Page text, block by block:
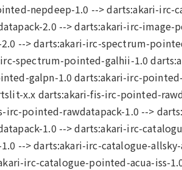
nepdeep-1.0 --> darts:akari-
2.0 --> darts:akari-irc-
--> darts:akari-irc-spectrum-
spectrum-pointed-galhii-1.0
galpn-1.0 darts:akari-irc-
x.x darts:akari-fis-irc-pointed-
irc-pointed-rawdatapack-1.0 -->
1.0 --> darts:akari-irc-
--> darts:akari-irc-catalogue-
irc-catalogue-pointed-acua-iss-